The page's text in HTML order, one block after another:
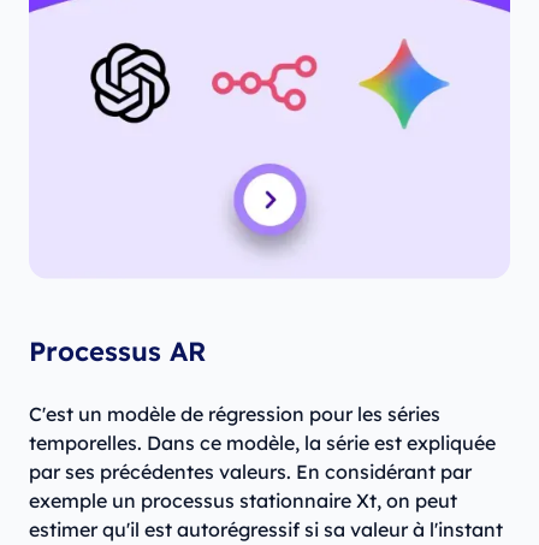
Processus AR
C'est un modèle de régression pour les séries
temporelles. Dans ce modèle, la série est expliquée
par ses précédentes valeurs. En considérant par
exemple un processus stationnaire Xt, on peut
estimer qu'il est autorégressif si sa valeur à l'instant